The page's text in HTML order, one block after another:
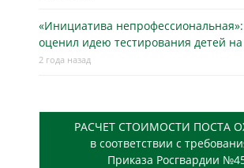
«Инициатива непрофессиональная»:
оценил идею тестирования детей
2 года назад
РАСЧЕТ СТОИМОСТИ ПОСТА
в соответствии с
Приказа Росгвардии